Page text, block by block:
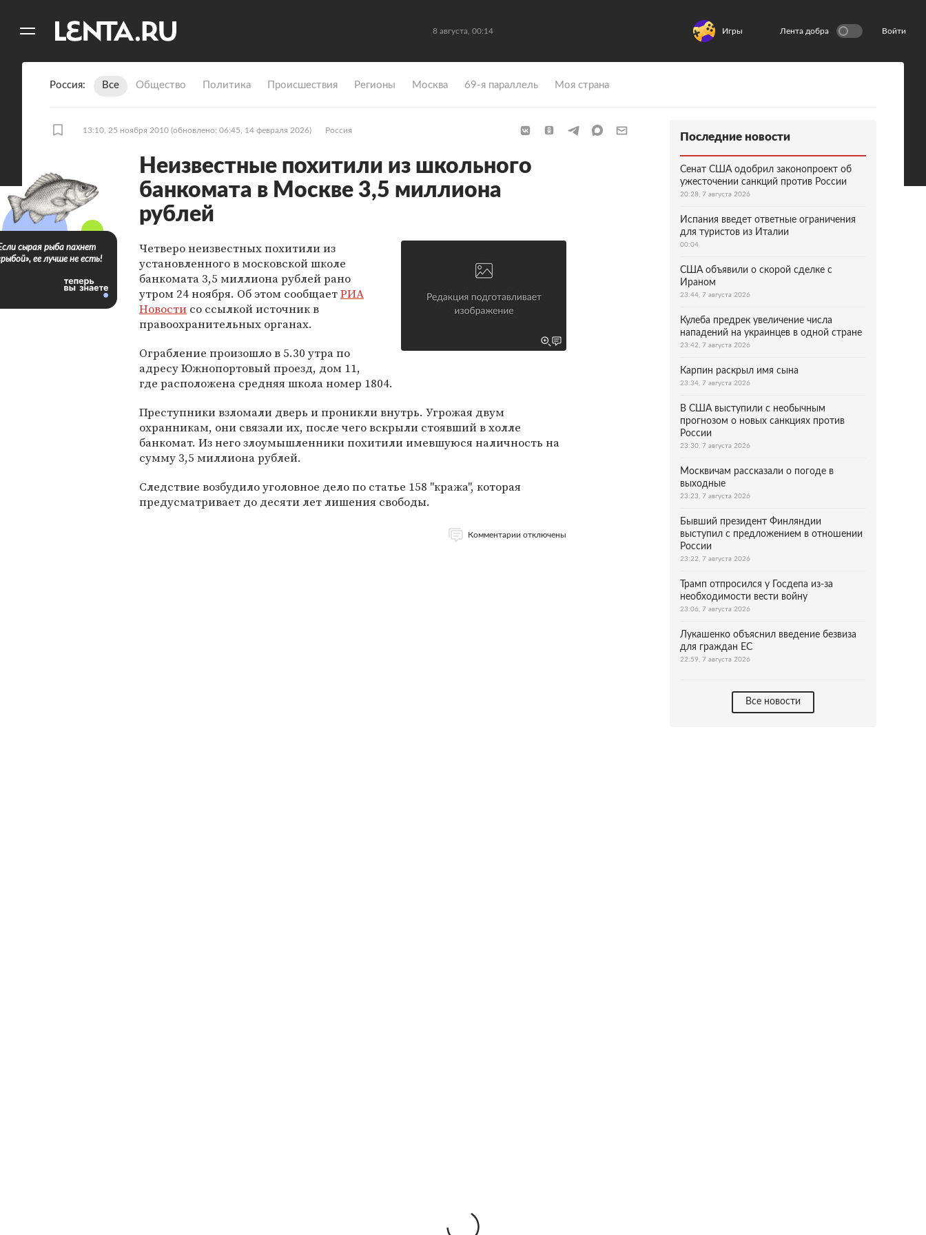
8 августа, 00:14 Игры Лента добра Войти
Россия Все Общество Политика Происшествия Регионы Москва 69-я параллель Моя страна
13:10, 25 ноября 2010 (обновлено: 06:45, 14 февраля 2026) Россия
Неизвестные похитили из школьного
банкомата в Москве 3,5 миллиона
рублей
Четверо неизвестных похитили из
установленного в московской школе
банкомата 3,5 миллиона рублей рано
утром 24 ноября. Об этом сообщаетРИА
Новости со ссылкой источник в
правоохранительных органах.
Ограбление произошло в 5.30 утра по
адресу Южнопортовый проезд, дом 11,
где расположена средняя школа номер 1804.
Преступники взломали дверь и проникли внутрь. Угрожая двум
охранникам, они связали их, после чего вскрыли стоявший в холле
банкомат. Из него злоумышленники похитили имевшуюся наличность на
сумму 3,5 миллиона рублей.
Следствие возбудило уголовное дело по статье 158 "кража", которая
предусматривает до десяти лет лишения свободы.
Комментарии отключены
сырая рыба пахнет
ее лучше не есть!
Последние новости
Сенат США одобрил законопроект об
ужесточении санкций против России
20:28, 7 августа 2026
Испания введет ответные ограничения
для туристов из Италии
00:04
США объявили о скорой сделке с
Ираном
23:44, 7 августа 2026
Кулеба предрек увеличение числа
нападений на украинцев в одной стране
23:42, 7 августа 2026
Карпин раскрыл имя сына
23:34, 7 августа 2026
В США выступили с необычным
прогнозом о новых санкциях против
России
23:30, 7 августа 2026
Москвичам рассказали о погоде в
выходные
23:23, 7 августа 2026
Бывший президент Финляндии
выступил с предложением в отношении
России
23:22, 7 августа 2026
Трамп отпросился у Госдепа из-за
необходимости вести войну
23:06, 7 августа 2026
Лукашенко объяснил введение безвиза
для граждан ЕС
22:59, 7 августа 2026
Все новости